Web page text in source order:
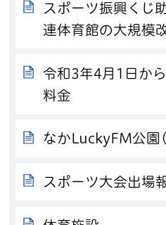
スポーツ振興くじ
連体育館の大規模
令和3年4月1日か
料金
なかLuckyFM公園
スポーツ大会出場